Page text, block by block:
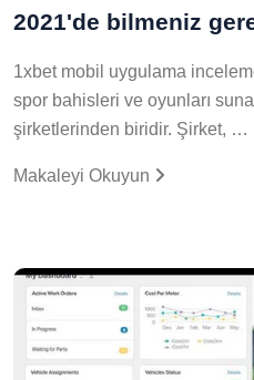
2021'de bilmeniz
1xbet mobil uygulama
spor bahisleri ve oyunları
şirketlerinden biridir. Şirket, …
Makaleyi Okuyun